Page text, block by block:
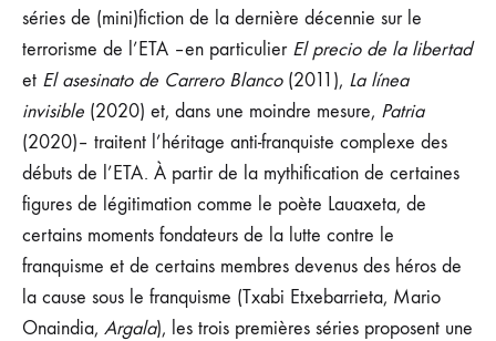
séries de (mini)fiction de la dernière décennie sur le
terrorisme de l’ETA –en particulier El precio de la libertad
et El asesinato de Carrero Blanco(2011), La línea
invisible (2020) et, dans une moindre mesure, Patria
(2020)– traitent l’héritage anti-franquiste complexe des
débuts de l’ETA. À partir de la mythification de certaines
figures de légitimation comme le poète Lauaxeta, de
certains moments fondateurs de la lutte contre le
franquisme et de certains membres devenus des héros de
la cause sous le franquisme (Txabi Etxebarrieta, Mario
Onaindia, Argala), les trois premières séries proposent une